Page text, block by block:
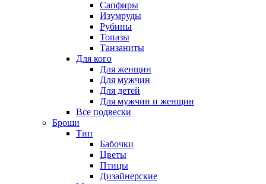
Сапфиры
Изумруды
Рубины
Топазы
Танзаниты
Для кого
Для женщин
Для мужчин
Для детей
Для мужчин и женщин
Все подвески
Броши
Тип
Бабочки
Цветы
Птицы
Дизайнерские